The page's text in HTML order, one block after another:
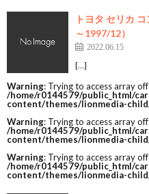
トヨタ セリカ
～1997/12）
2022.06.15
[…]
Warning: Trying to access array
/home/r0144579/public_html/
content/themes/lionmedia-
Warning: Trying to access array
/home/r0144579/public_html/
content/themes/lionmedia-
Warning: Trying to access array
/home/r0144579/public_html/
content/themes/lionmedia-